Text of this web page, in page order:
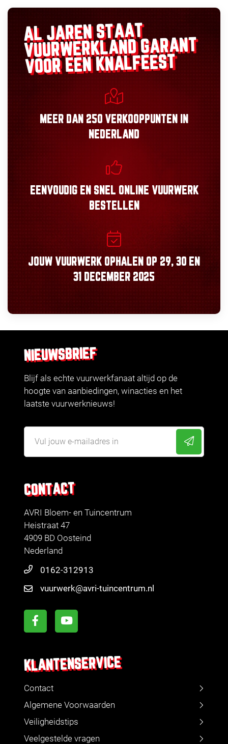
AL JAREN STAAT
VUURWERKLANDGARANT
VOOR EEN KNALFEEST
MEER DAN 250 VERKOOPPUNTEN
IN
NEDERLAND
EENVOUDIGEN SNEL ONLINE VUURWERK
BESTELLEN
JOUW VUURWERK OPHALEN OP 29, 30 EN
31 DECEMBER 2025
CONTACT
AVRI Bloem- en Tuincentrum
Heistraat 47
4909 BD Oosteind
Nederland
0162-312913
vuurwerk@avri-tuincentrum.nl
KLANTENSERVICE
Contact
Algemene Voorwaarden
Veiligheidstips
Veelgestelde vragen
NIEUWSBRIEF
Blijf als echte vuurwerkfanaat altijd op de
hoogte van aanbiedingen, winacties en het
laatste vuurwerknieuws!